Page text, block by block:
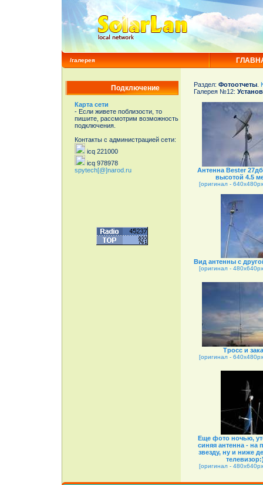
/галерея
Подключение
Карта сети
- Если живете поблизости, то
пишите, рассмотрим возможность
подключения.
Контакты с администрацией сети:
icq 221000
icq 978978
spytech[@]narod.ru
Раздел: Фотоотчеты
Галерея №12:
Антенна Bester
высотой 4.5
[оригинал -
Вид антенны с
[оригинал -
Тросс и
[оригинал -
Еще фото ночью,
синяя антенна - на
звезду, ну и ниже
[оригинал -